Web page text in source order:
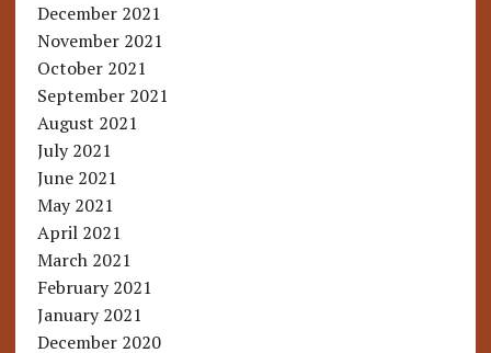
December 2021
November 2021
October 2021
September 2021
August 2021
July 2021
June 2021
May 2021
April 2021
March 2021
February 2021
January 2021
December 2020